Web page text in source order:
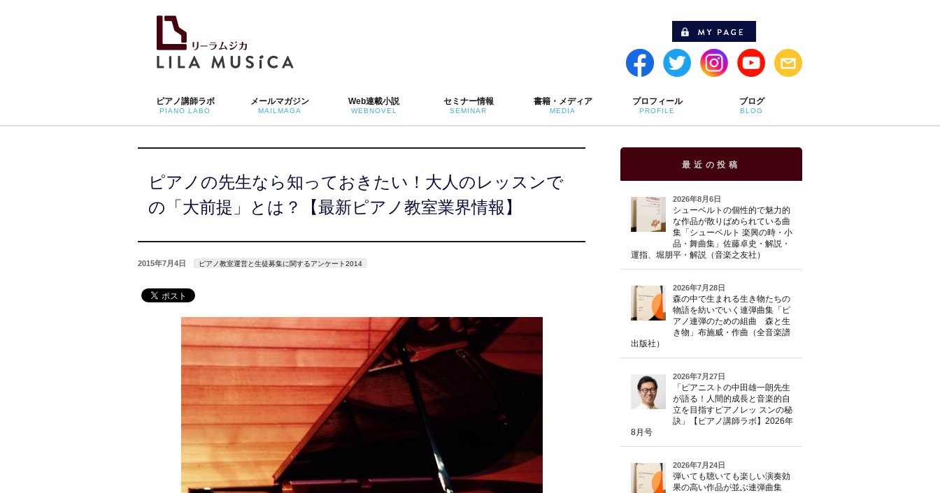
ピアノ講師ラボ
PIANO LABO
メールマガジン
MAILMAGA
Web連載小説
WEBNOVEL
セミナー情報
SEMINAR
書籍・メディア
MEDIA
プロフィール
PROFILE
ブログ
BLOG
ピアノの先生なら知っておきたい！大人のレッスンで
の「大前提」とは？【最新ピアノ教室業界情報】
2015年7月4日 ピアノ教室運営と生徒募集に関するアンケート2014
最近の投稿
2026年8月6日
シューベルトの個性的で魅力的
な作品が散りばめられている曲
集「シューベルト 楽興の時・小
品・舞曲集」佐藤卓史・解説・
運指、堀朋平・解説（音楽之友社）
2026年7月28日
森の中で生まれる生き物たちの
物語を紡いでいく連弾曲集「ピ
アノ連弾のための組曲 森と生
き物」布施威・作曲（全音楽譜
出版社）
2026年7月27日
「ピアニストの中田雄一朗先生
が語る！人間的成長と音楽的自
立を目指すピアノレッ スンの秘
訣」【ピアノ講師ラボ】2026年
8月号
2026年7月24日
弾いても聴いても楽しい演奏効
果の高い作品が並ぶ連弾曲集